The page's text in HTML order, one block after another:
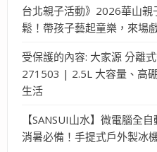
台北親子活動》2026華山
鬆！帶孩子藝起童樂，來場
受保護的內容: 大家源 分離
271503 | 2.5L 大容量、高
生活
【SANSUI山水】微電腦全
消暑必備！手提式戶外製冰